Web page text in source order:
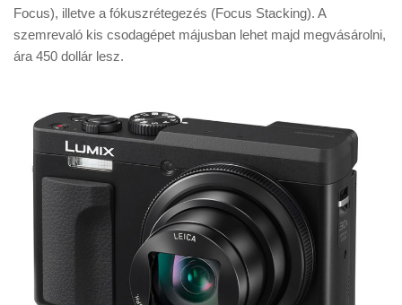
Focus), illetve a fókuszrétegezés (Focus Stacking). A
szemrevaló kis csodagépet májusban lehet majd megvásárolni,
ára 450 dollár lesz.